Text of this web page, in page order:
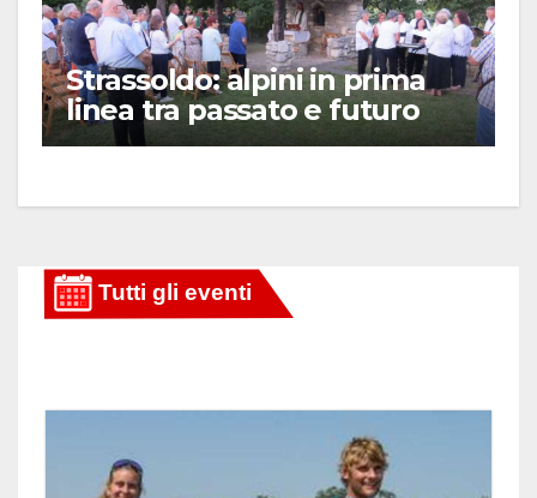
Strassoldo: alpini in prima
linea tra passato e futuro